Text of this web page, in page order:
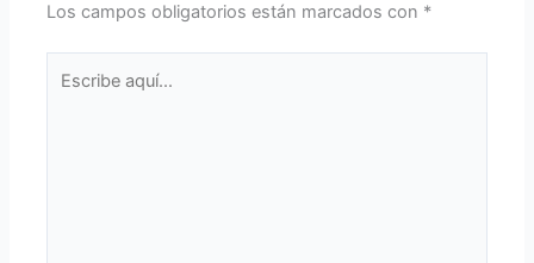
Los campos obligatorios están marcados con *
aquí...